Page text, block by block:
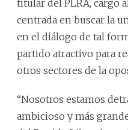
titular del PLRA, cargo
centrada en buscar la
en el diálogo de tal
partido atractivo para
otros sectores de la
“Nosotros estamos
ambicioso y más